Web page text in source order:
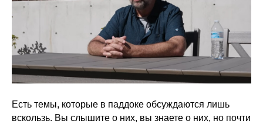
Есть темы, которые в паддоке обсуждаются лишь
вскользь. Вы слышите о них, вы знаете о них, но почти